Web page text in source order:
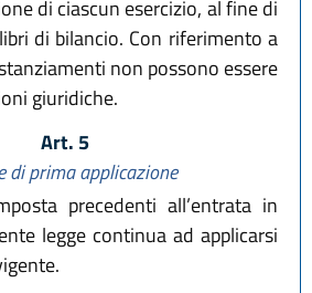
di ciascun esercizio, al fine di
di bilancio. Con riferimento a
non possono essere
giuridiche.
Art. 5
di prima applicazione
precedenti all’entrata in
legge continua ad applicarsi